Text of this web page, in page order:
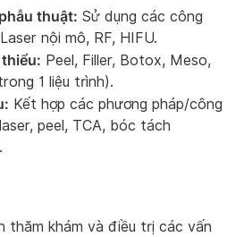
thuật: Sử dụng các công
nội mô, RF, HIFU.
Peel, Filler, Botox, Meso,
1 liệu trình).
Kết hợp các phương pháp/công
peel, TCA, bóc tách
thăm khám và điều trị các vấn